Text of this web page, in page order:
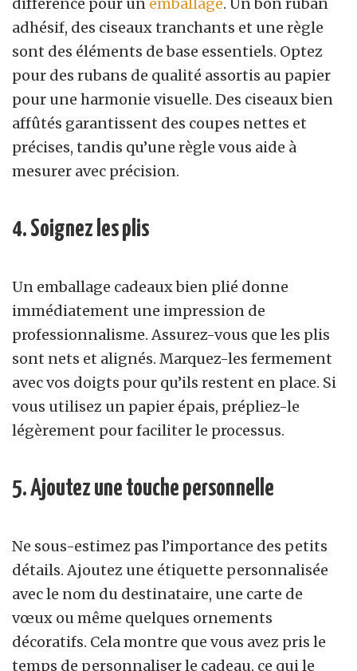
adhésif, des ciseaux tranchants et une règle
sont des éléments de base essentiels. Optez
pour des rubans de qualité assortis au papier
pour une harmonie visuelle. Des ciseaux bien
affûtés garantissent des coupes nettes et
précises, tandis qu’une règle vous aide à
mesurer avec précision.
4. Soignez les plis
Un emballage cadeaux bien plié donne
immédiatement une impression de
professionnalisme. Assurez-vous que les plis
sont nets et alignés. Marquez-les fermement
avec vos doigts pour qu’ils restent en place. Si
vous utilisez un papier épais, prépliez-le
légèrement pour faciliter le processus.
5. Ajoutez une touche personnelle
Ne sous-estimez pas l’importance des petits
détails. Ajoutez une étiquette personnalisée
avec le nom du destinataire, une carte de
vœux ou même quelques ornements
décoratifs. Cela montre que vous avez pris le
temps de personnaliser le cadeau, ce qui le